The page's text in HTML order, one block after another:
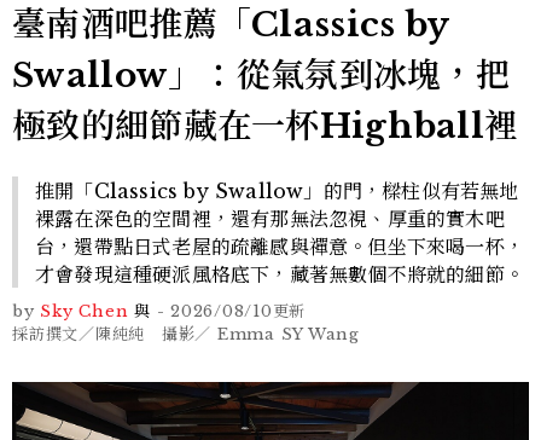
臺南酒吧推薦「Classics by
Swallow」：從氣氛到冰塊，把
極致的細節藏在一杯Highball裡
推開「Classics by Swallow」的門，樑柱似有若無地
裸露在深色的空間裡，還有那無法忽視、厚重的實木吧
台，還帶點日式老屋的疏離感與禪意。但坐下來喝一杯，
才會發現這種硬派風格底下，藏著無數個不將就的細節。
by Sky Chen 與 - 2026/08/10更新
採訪撰文／陳純純 攝影／ Emma SY Wang